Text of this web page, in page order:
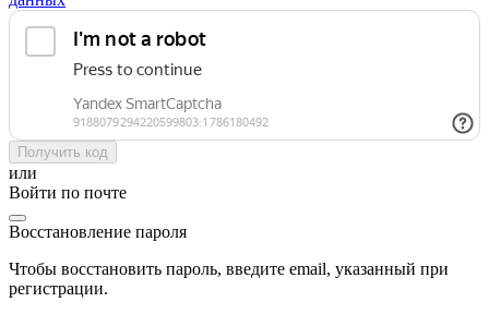
Получить код
или
Войти по почте
Восстановление пароля
Чтобы восстановить пароль, введите email, указанный при
регистрации.